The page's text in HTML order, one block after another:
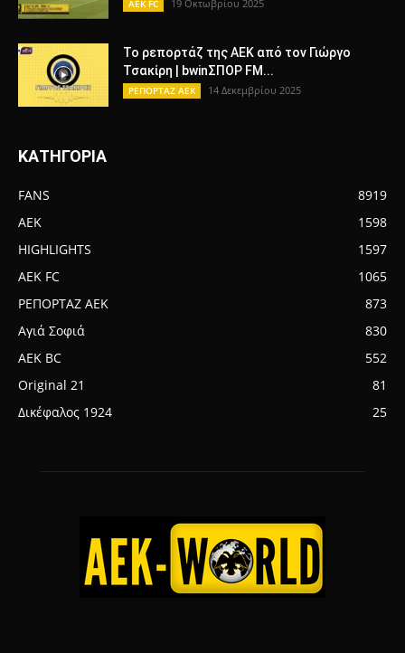
AEK FC 19 Οκτωβρίου 2025
To ρεπορτάζ της ΑΕΚ από τον Γιώργο
Τσακίρη | bwinΣΠΟΡ FM...
ΡΕΠΟΡΤΑΖ ΑΕΚ 14 Δεκεμβρίου 2025
ΚΑΤΗΓΟΡΙΑ
FANS
8919
AEK
1598
HIGHLIGHTS
1597
AEK FC
1065
ΡΕΠΟΡΤΑΖ ΑΕΚ
873
Αγιά Σοφιά
830
AEK BC
552
Original 21
81
Δικέφαλος 1924
25